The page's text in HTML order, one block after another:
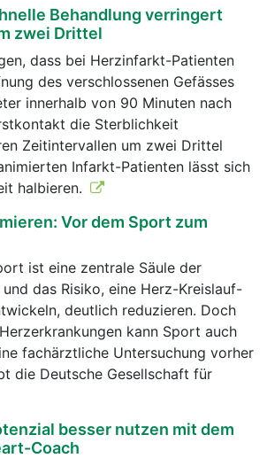
Behandlung verringert
zwei Drittel
dass bei Herzinfarkt-Patienten
des verschlossenen Gefässes
innerhalb von 90 Minuten nach
die Sterblichkeit
Zeitintervallen um zwei Drittel
Infarkt-Patienten lässt sich
halbieren.
Vor dem Sport zum
ist eine zentrale Säule der
das Risiko, eine Herz-Kreislauf-
deutlich reduzieren. Doch
kann Sport auch
fachärztliche Untersuchung vorher
die Deutsche Gesellschaft für
besser nutzen mit dem
Coach